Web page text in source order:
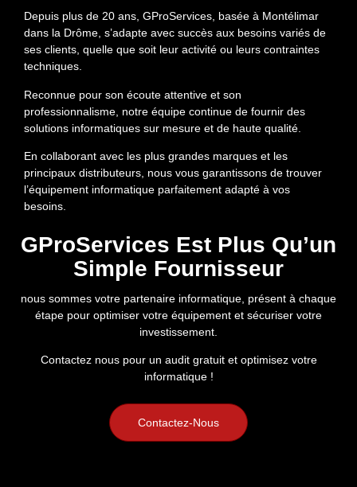
Depuis plus de 20 ans, GProServices, basée à Montélimar
dans la Drôme, s’adapte avec succès aux besoins variés de
ses clients, quelle que soit leur activité ou leurs contraintes
techniques.
Reconnue pour son écoute attentive et son
professionnalisme, notre équipe continue de fournir des
solutions informatiques sur mesure et de haute qualité.
En collaborant avec les plus grandes marques et les
principaux distributeurs, nous vous garantissons de trouver
l’équipement informatique parfaitement adapté à vos
besoins.
GProServices Est Plus Qu’un
Simple Fournisseur
nous sommes votre partenaire informatique, présent à chaque
étape pour optimiser votre équipement et sécuriser votre
investissement.
Contactez nous pour un audit gratuit et optimisez votre
informatique !
Contactez-Nous